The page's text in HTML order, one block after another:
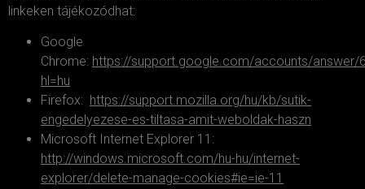
linkeken tájékozódhat:
Google
Chrome: https://support.google.com/accounts/answer/
hl=hu
Firefox: https://support.mozilla.org/hu/kb/sutik-
engedelyezese-es-tiltasa-amit-weboldak-haszn
Microsoft Internet Explorer 11:
http://windows.microsoft.com/hu-hu/internet-
explorer/delete-manage-cookies#ie=ie-11